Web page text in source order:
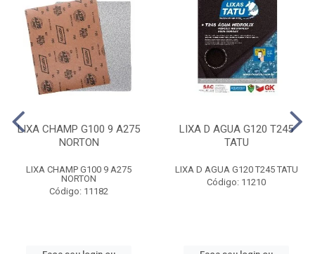
LIXA CHAMP G100 9 A275
NORTON
LIXA CHAMP G100 9 A275
NORTON
Código: 11182
LIXA D AGUA G120 T245
TATU
LIXA D AGUA G120 T245 TATU
Código: 11210